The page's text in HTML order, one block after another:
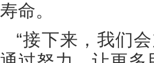
寿命。
“接下来，我们